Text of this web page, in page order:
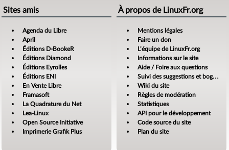
Sites amis
Agenda du Libre
April
Éditions D-BookeR
Éditions Diamond
Éditions Eyrolles
Éditions ENI
En Vente Libre
Framasoft
La Quadrature du Net
Lea-Linux
Open Source Initiative
Imprimerie Grafik Plus
À propos de LinuxFr.org
Mentions légales
Faire un don
L’équipe de LinuxFr.org
Informations sur le site
Aide / Foire aux questions
Suivi des suggestions et bogues
Wiki du site
Règles de modération
Statistiques
API pour le développement
Code source du site
Plan du site